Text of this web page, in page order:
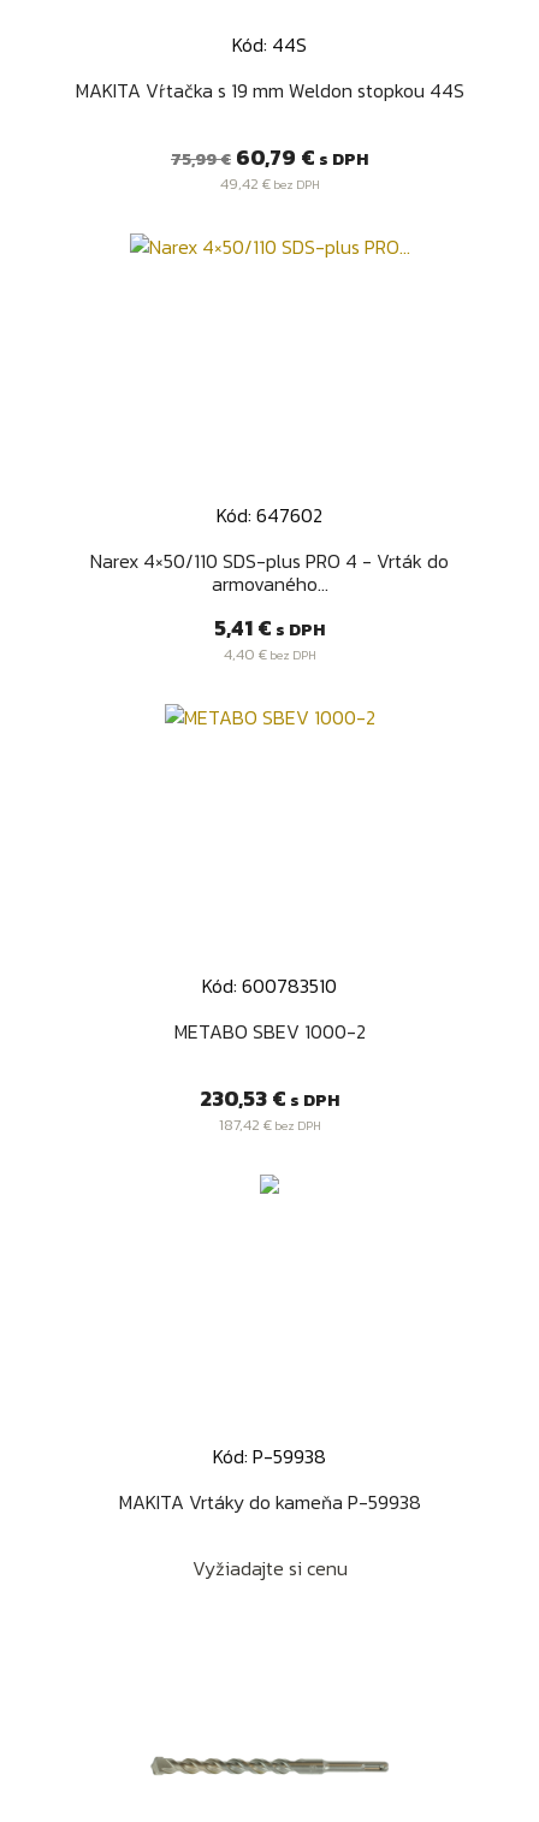
Kód: 44S
MAKITA Vŕtačka s 19 mm Weldon stopkou 44S
Bežná
cena
75,99 € Cena
60,79 € s DPH
49,42 €bez DPH
Kód: 647602
Narex 4×50/110 SDS-plus PRO 4 - Vrták do
armovaného...
Cena
5,41 € s DPH
4,40 €bez DPH
Kód: 600783510
METABO SBEV 1000-2
Cena
230,53 € s DPH
187,42 €bez DPH
Kód: P-59938
MAKITA Vrtáky do kameňa P-59938
Vyžiadajte si cenu